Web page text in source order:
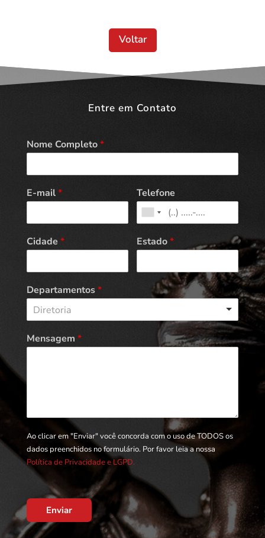
Voltar
Entre em Contato
Nome Completo*
E-mail* Telefone
Cidade * Estado*
Departamentos*
Diretoria
Mensagem *
Ao clicar em "Enviar" você concorda com o uso de TODOS os
dados preenchidos no formulário. Por favor leia a nossa
Política de Privacidade e LGPD.
Enviar